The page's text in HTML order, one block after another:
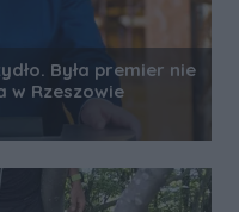
Była premier nie
w Rzeszowie